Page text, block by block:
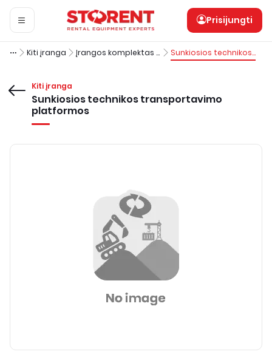
Prisijungti
Kiti įranga Įrangos komplektas įvairių medžiagų transportavimui Sunkiosios technikos transportavimo platformos
Kiti įranga
Sunkiosios technikos transportavimo
platformos